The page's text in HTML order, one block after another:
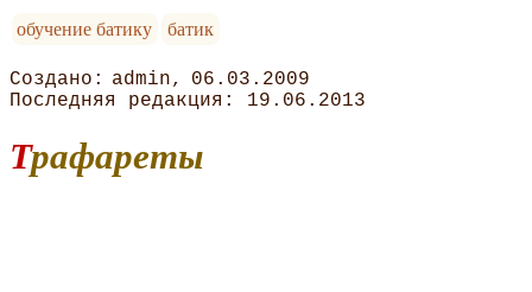
обучение батику
батик
admin
06.03.2009
19.06.2013
Трафареты